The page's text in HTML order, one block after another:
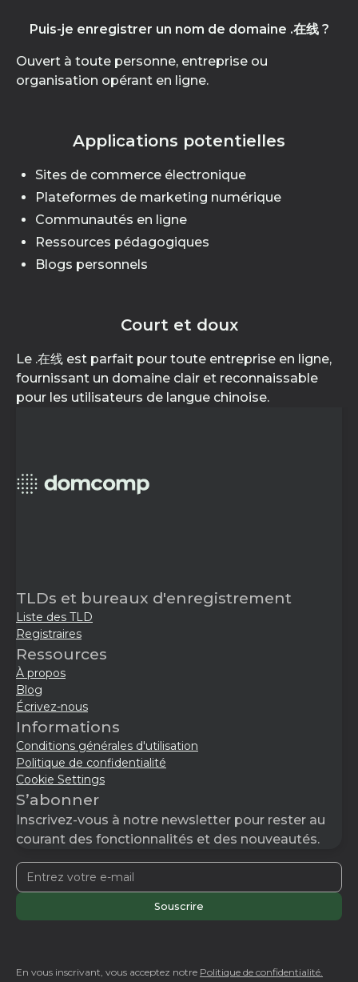
Puis-je enregistrer un nom de domaine .在线 ?
Ouvert à toute personne, entreprise ou
organisation opérant en ligne.
Applications potentielles
Sites de commerce électronique
Plateformes de marketing numérique
Communautés en ligne
Ressources pédagogiques
Blogs personnels
Court et doux
Le .在线 est parfait pour toute entreprise en ligne,
fournissant un domaine clair et reconnaissable
pour les utilisateurs de langue chinoise.
TLDs et bureaux d'enregistrement
Liste des TLD
Registraires
Ressources
À propos
Blog
Écrivez-nous
Informations
Conditions générales d'utilisation
Politique de confidentialité
Cookie Settings
S’abonner
Inscrivez-vous à notre newsletter pour rester au
courant des fonctionnalités et des nouveautés.
En vous inscrivant, vous acceptez notre Politique de confidentialité.